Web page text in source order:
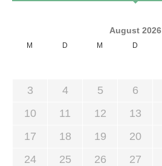
August 2026
M D M D
3
4 5 6
10
11 12 13
17
18 19 20
24
25 26 27